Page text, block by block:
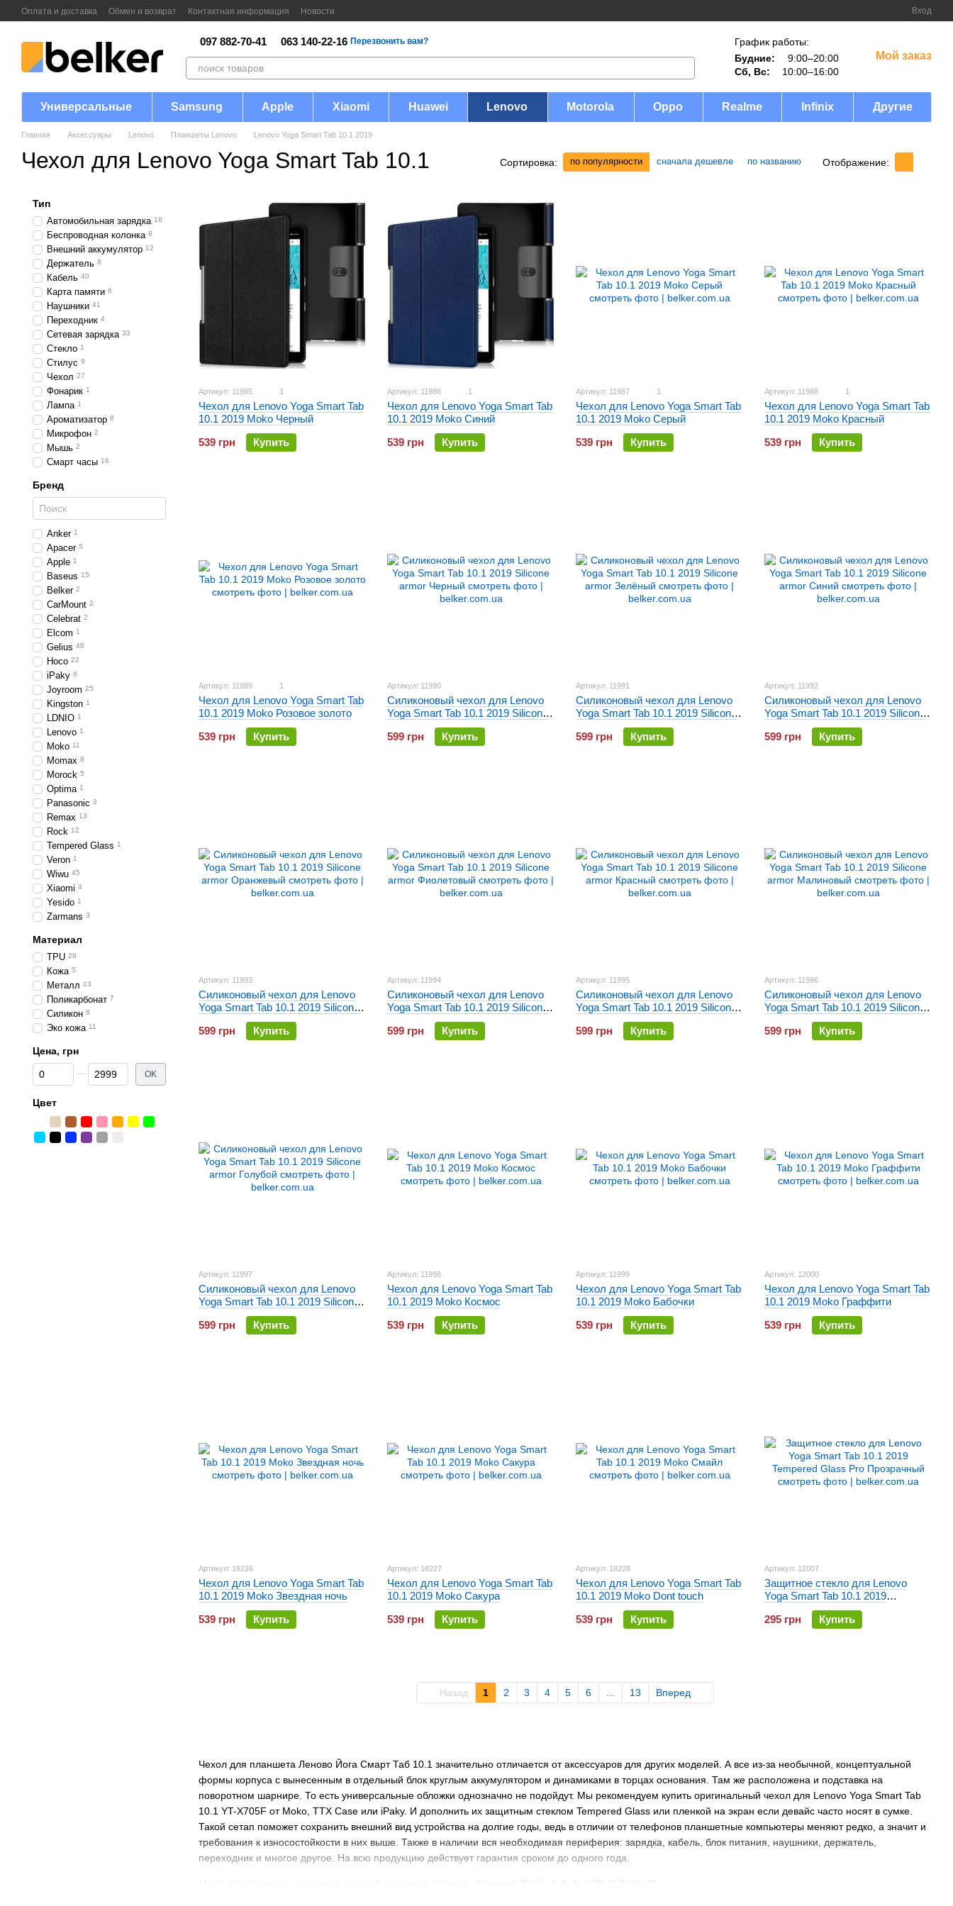
Перейти к основному контенту
Оплата и доставка Обмен и возврат Контактная информация Новости Вход
097 882-70-41 063 140-22-16 Перезвонить вам?
График работы:
Будние:
9:00–20:00
Сб, Вс:
10:00–16:00
Мой заказ
Универсальные Samsung Apple Xiaomi Huawei Lenovo Motorola Oppo Realme Infinix Другие
Главная Аксессуары Lenovo Планшеты Lenovo Lenovo Yoga Smart Tab 10.1 2019
Чехол для Lenovo Yoga Smart Tab 10.1 Сортировка: по популярности сначала дешевле по названию Отображение:
Чехол для планшета Леново Йога Смарт Таб 10.1 значительно отличается от аксессуаров для других моделей. А все из-за необычной, концептуальной
формы корпуса с вынесенным в отдельный блок круглым аккумулятором и динамиками в торцах основания. Там же расположена и подставка на
поворотном шарнире. То есть универсальные обложки однозначно не подойдут. Мы рекомендуем купить оригинальный чехол для Lenovo Yoga Smart Tab
10.1 YT-X705F от Moko, TTX Case или iPaky. И дополнить их защитным стеклом Tempered Glass или пленкой на экран если девайс часто носят в сумке.
Такой сетап поможет сохранить внешний вид устройства на долгие годы, ведь в отличии от телефонов планшетные компьютеры меняют редко, а значит и
требования к износостойкости в них выше. Также в наличии вся необходимая периферия: зарядка, кабель, блок питания, наушники, держатель,
переходник и многое другое. На всю продукцию действует гарантия сроком до одного года.
Артикул: 11985 1
Чехол для Lenovo Yoga Smart Tab
10.1 2019 Moko Черный
539 грн
Купить
Артикул: 11986 1
Чехол для Lenovo Yoga Smart Tab
10.1 2019 Moko Синий
539 грн
Купить
Артикул: 11987 1
Чехол для Lenovo Yoga Smart Tab
10.1 2019 Moko Серый
539 грн
Купить
Артикул: 11988 1
Чехол для Lenovo Yoga Smart Tab
10.1 2019 Moko Красный
539 грн
Купить
Артикул: 11989 1
Чехол для Lenovo Yoga Smart Tab
10.1 2019 Moko Розовое золото
539 грн
Купить
Артикул: 11990
Силиконовый чехол для Lenovo
Yoga Smart Tab 10.1 2019 Silicone
armor Черный
599 грн
Купить
Артикул: 11991
Силиконовый чехол для Lenovo
Yoga Smart Tab 10.1 2019 Silicone
armor Зеленый
599 грн
Купить
Артикул: 11992
Силиконовый чехол для Lenovo
Yoga Smart Tab 10.1 2019 Silicone
armor Синий
599 грн
Купить
Артикул: 11993
Силиконовый чехол для Lenovo
Yoga Smart Tab 10.1 2019 Silicone
armor Оранжевый
599 грн
Купить
Артикул: 11994
Силиконовый чехол для Lenovo
Yoga Smart Tab 10.1 2019 Silicone
armor Фиолетовый
599 грн
Купить
Артикул: 11995
Силиконовый чехол для Lenovo
Yoga Smart Tab 10.1 2019 Silicone
armor Красный
599 грн
Купить
Артикул: 11996
Силиконовый чехол для Lenovo
Yoga Smart Tab 10.1 2019 Silicone
armor Малиновый
599 грн
Купить
Артикул: 11997
Силиконовый чехол для Lenovo
Yoga Smart Tab 10.1 2019 Silicone
armor Голубой
599 грн
Купить
Артикул: 11998
Чехол для Lenovo Yoga Smart Tab
10.1 2019 Moko Космос
539 грн
Купить
Артикул: 11999
Чехол для Lenovo Yoga Smart Tab
10.1 2019 Moko Бабочки
539 грн
Купить
Артикул: 12000
Чехол для Lenovo Yoga Smart Tab
10.1 2019 Moko Граффити
539 грн
Купить
Артикул: 18226
Чехол для Lenovo Yoga Smart Tab
10.1 2019 Moko Звездная ночь
539 грн
Купить
Артикул: 18227
Чехол для Lenovo Yoga Smart Tab
10.1 2019 Moko Сакура
539 грн
Купить
Артикул: 18228
Чехол для Lenovo Yoga Smart Tab
10.1 2019 Moko Dont touch
539 грн
Купить
Артикул: 12007
Защитное стекло для Lenovo
Yoga Smart Tab 10.1 2019
Tempered Glass Pro
295 грн
Купить
Назад 1 2 3 4 5 6 13 Вперед
Тип
Автомобильная зарядка 18
Беспроводная колонка 8
Внешний аккумулятор 12
Держатель 8
Кабель 40
Карта памяти 6
Наушники 41
Переходник 4
Сетевая зарядка 33
Стекло 1
Стилус 9
Чехол 27
Фонарик 1
Лампа 1
Ароматизатор 8
Микрофон 2
Мышь 2
Смарт часы 16
Бренд
Anker 1
Apacer 5
Apple 1
Baseus 15
Belker 2
CarMount 2
Celebrat 2
Elcom 1
Gelius 46
Hoco 22
iPaky 8
Joyroom 25
Kingston 1
LDNIO 1
Lenovo 1
Moko 11
Momax 8
Morock 5
Optima 1
Panasonic 3
Remax 13
Rock 12
Tempered Glass 1
Veron 1
Wiwu 45
Xiaomi 4
Yesido 1
Zarmans 3
Материал
TPU 28
Кожа 5
Металл 13
Поликарбонат 7
Силикон 8
Эко кожа 11
Цена, грн
От Цена, грн
До Цена, грн OK
Цвет